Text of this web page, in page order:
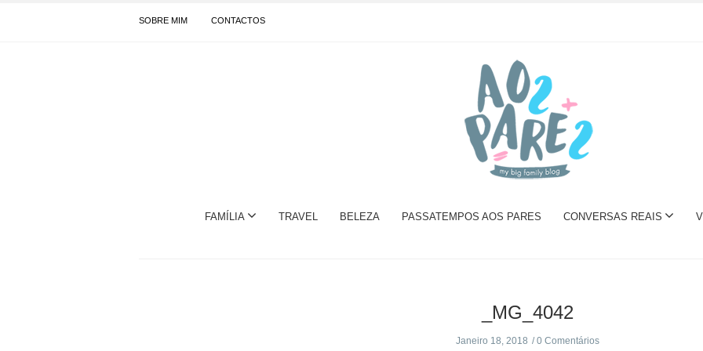
SOBRE MIM CONTACTOS
FAMÍLIA TRAVEL BELEZA PASSATEMPOS AOS PARES CONVERSAS REAIS
_MG_4042
Janeiro 18, 2018 0 Comentários